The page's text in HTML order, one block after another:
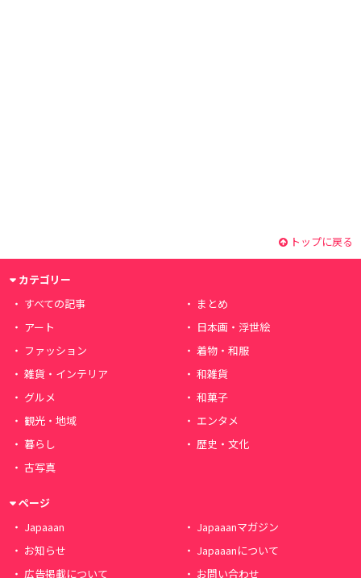
トップに戻る
カテゴリー
すべての記事
まとめ
アート
日本画・浮世絵
ファッション
着物・和服
雑貨・インテリア
和雑貨
グルメ
和菓子
観光・地域
エンタメ
暮らし
歴史・文化
古写真
ページ
Japaaan
Japaaanマガジン
お知らせ
Japaaanについて
広告掲載について
お問い合わせ